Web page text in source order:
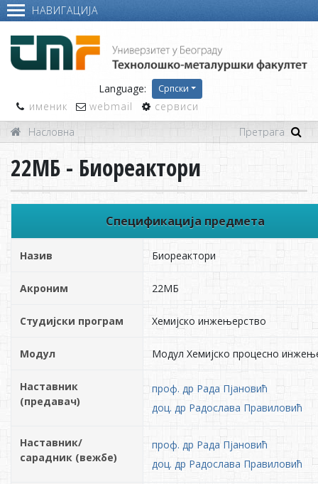
НАВИГАЦИЈА
Language: Српски
именик webmail
сервиси
Насловна
22МБ - Биореактори
Спецификација предмета
Назив Биореактори
Акроним 22МБ
Студијски програм Хемијско инжењерство
Модул Модул Хемијско процесно
Наставник
(предавач)
проф. др Рада Пјановић
доц. др Радослава Правиловић
Наставник/
сарадник (вежбе)
проф. др Рада Пјановић
доц. др Радослава Правиловић